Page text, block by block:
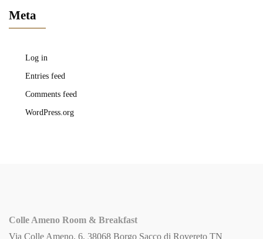
Meta
Log in
Entries feed
Comments feed
WordPress.org
Colle Ameno Room & Breakfast
Via Colle Ameno, 6, 38068 Borgo Sacco di Rovereto TN